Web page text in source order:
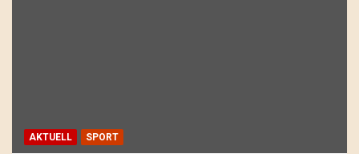
AKTUELL SPORT